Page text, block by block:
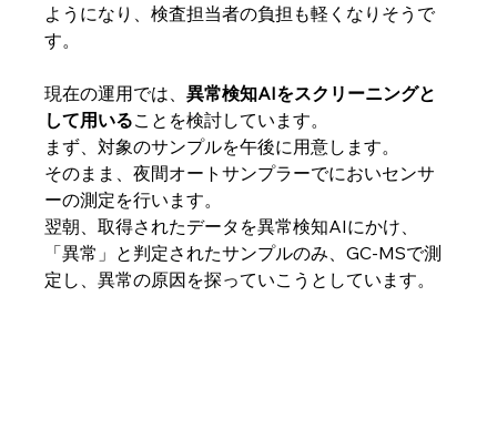
ようになり、検査担当者の負担も軽くなりそうで
す。
現在の運用では、異常検知AIをスクリーニングと
して用いることを検討しています。
まず、対象のサンプルを午後に用意します。
そのまま、夜間オートサンプラーでにおいセンサ
ーの測定を行います。
翌朝、取得されたデータを異常検知AIにかけ、
「異常」と判定されたサンプルのみ、GC-MSで測
定し、異常の原因を探っていこうとしています。